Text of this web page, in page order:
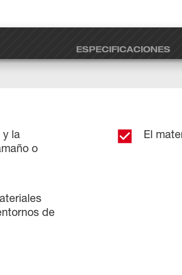
ESPECIFICACIONES
y la
o
El
de